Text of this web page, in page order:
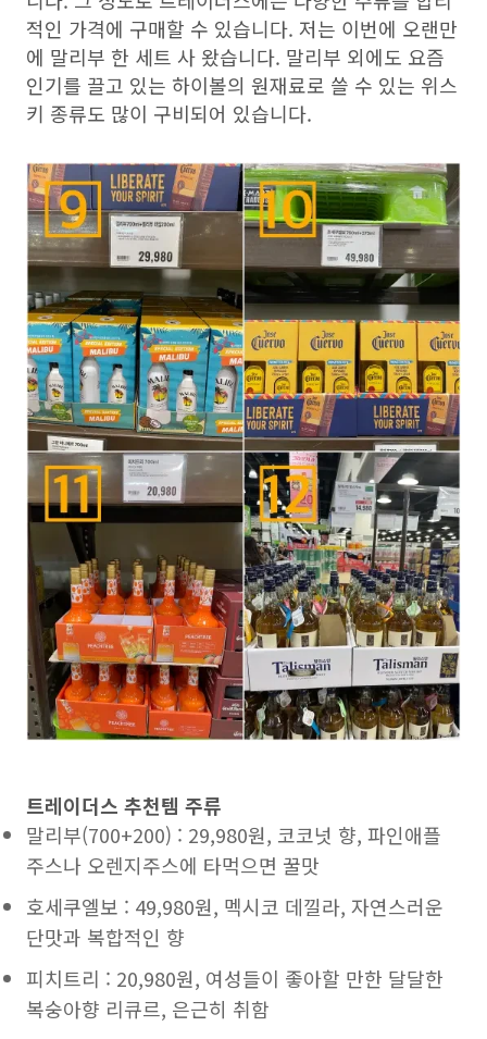
적인 가격에 구매할 수 있습니다. 저는 이번에 오랜만
에 말리부 한 세트 사 왔습니다. 말리부 외에도 요즘
인기를 끌고 있는 하이볼의 원재료로 쓸 수 있는 위스
키 종류도 많이 구비되어 있습니다.
트레이더스 추천템 주류
말리부(700+200) : 29,980원, 코코넛 향, 파인애플
주스나 오렌지주스에 타먹으면 꿀맛
호세쿠엘보 : 49,980원, 멕시코 데낄라, 자연스러운
단맛과 복합적인 향
피치트리 : 20,980원, 여성들이 좋아할 만한 달달한
복숭아향 리큐르, 은근히 취함